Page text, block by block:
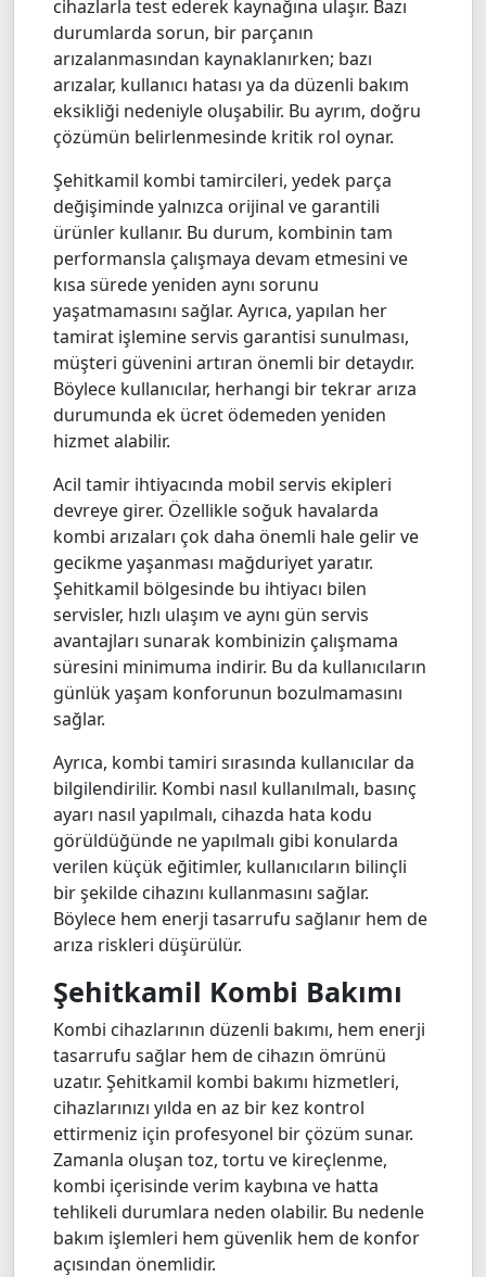
cihazlarla test ederek kaynağına ulaşır. Bazı
durumlarda sorun, bir parçanın
arızalanmasından kaynaklanırken; bazı
arızalar, kullanıcı hatası ya da düzenli bakım
eksikliği nedeniyle oluşabilir. Bu ayrım, doğru
çözümün belirlenmesinde kritik rol oynar.
Şehitkamil kombi tamircileri, yedek parça
değişiminde yalnızca orijinal ve garantili
ürünler kullanır. Bu durum, kombinin tam
performansla çalışmaya devam etmesini ve
kısa sürede yeniden aynı sorunu
yaşatmamasını sağlar. Ayrıca, yapılan her
tamirat işlemine servis garantisi sunulması,
müşteri güvenini artıran önemli bir detaydır.
Böylece kullanıcılar, herhangi bir tekrar arıza
durumunda ek ücret ödemeden yeniden
hizmet alabilir.
Acil tamir ihtiyacında mobil servis ekipleri
devreye girer. Özellikle soğuk havalarda
kombi arızaları çok daha önemli hale gelir ve
gecikme yaşanması mağduriyet yaratır.
Şehitkamil bölgesinde bu ihtiyacı bilen
servisler, hızlı ulaşım ve aynı gün servis
avantajları sunarak kombinizin çalışmama
süresini minimuma indirir. Bu da kullanıcıların
günlük yaşam konforunun bozulmamasını
sağlar.
Ayrıca, kombi tamiri sırasında kullanıcılar da
bilgilendirilir. Kombi nasıl kullanılmalı, basınç
ayarı nasıl yapılmalı, cihazda hata kodu
görüldüğünde ne yapılmalı gibi konularda
verilen küçük eğitimler, kullanıcıların bilinçli
bir şekilde cihazını kullanmasını sağlar.
Böylece hem enerji tasarrufu sağlanır hem de
arıza riskleri düşürülür.
Şehitkamil Kombi Bakımı
Kombi cihazlarının düzenli bakımı, hem enerji
tasarrufu sağlar hem de cihazın ömrünü
uzatır. Şehitkamil kombi bakımı hizmetleri,
cihazlarınızı yılda en az bir kez kontrol
ettirmeniz için profesyonel bir çözüm sunar.
Zamanla oluşan toz, tortu ve kireçlenme,
kombi içerisinde verim kaybına ve hatta
tehlikeli durumlara neden olabilir. Bu nedenle
bakım işlemleri hem güvenlik hem de konfor
açısından önemlidir.